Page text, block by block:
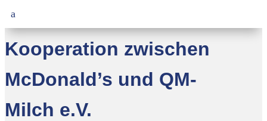
Kooperation zwischen
McDonald’s und QM-
Milch e.V.